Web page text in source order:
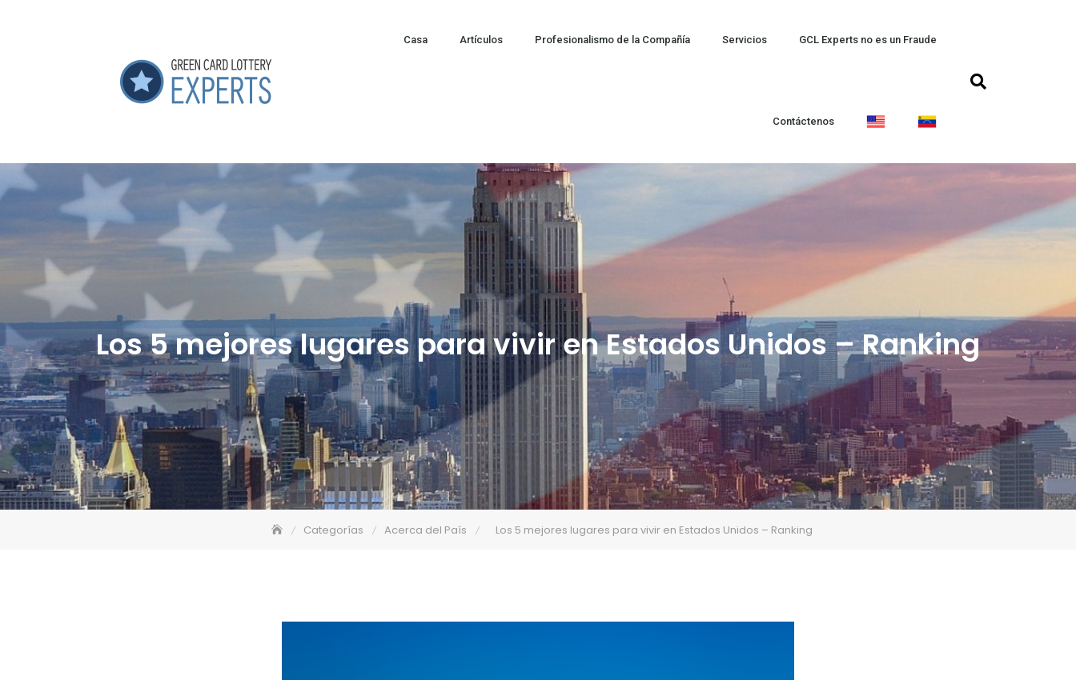
Casa Artículos Profesionalismo de la Compañía Servicios GCL Experts no es un Fraude
Contáctenos
Los 5 mejores lugares para vivir en Estados Unidos – Ranking
Categorías Acerca del País Los 5 mejores lugares para vivir en Estados Unidos – Ranking